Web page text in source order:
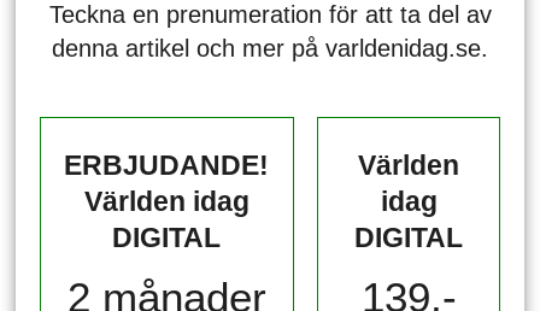
Teckna en prenumeration för att ta del av
denna artikel och mer på varldenidag.se.
ERBJUDANDE!
Världen idag
DIGITAL
2 månader
Världen
idag
DIGITAL
139,-